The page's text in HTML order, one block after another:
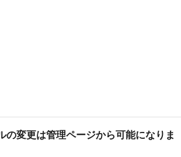
変更は管理ページから可能になりま